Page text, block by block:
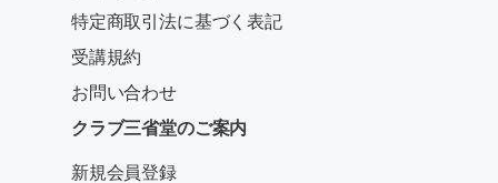
特定商取引法に基づく表記
受講規約
お問い合わせ
クラブ三省堂のご案内
新規会員登録